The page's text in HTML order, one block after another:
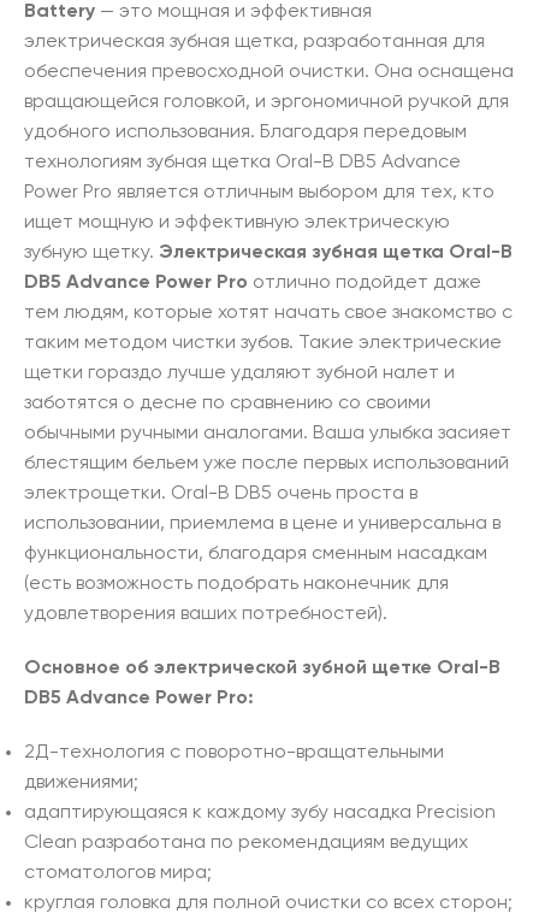
Battery — это мощная и эффективная
электрическая зубная щетка, разработанная для
обеспечения превосходной очистки. Она оснащена
вращающейся головкой, и эргономичной ручкой для
удобного использования. Благодаря передовым
технологиям зубная щетка Oral-B DB5 Advance
Power Pro является отличным выбором для тех, кто
ищет мощную и эффективную электрическую
зубную щетку. Электрическая зубная щетка Oral-B
DB5 Advance Power Pro отлично подойдет даже
тем людям, которые хотят начать свое знакомство с
таким методом чистки зубов. Такие электрические
щетки гораздо лучше удаляют зубной налет и
заботятся о десне по сравнению со своими
обычными ручными аналогами. Ваша улыбка засияет
блестящим бельем уже после первых использований
электрощетки. Oral-B DB5 очень проста в
использовании, приемлема в цене и универсальна в
функциональности, благодаря сменным насадкам
(есть возможность подобрать наконечник для
удовлетворения ваших потребностей).
Основное об электрической зубной щетке Oral-B
DB5 Advance Power Pro:
2Д-технология с поворотно-вращательными
движениями;
адаптирующаяся к каждому зубу насадка Precision
Clean разработана по рекомендациям ведущих
стоматологов мира;
круглая головка для полной очистки со всех сторон;